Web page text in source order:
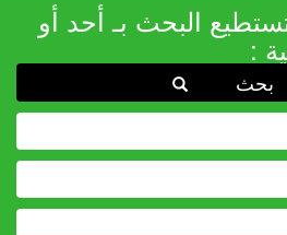
البحث بـ أحد أو
: